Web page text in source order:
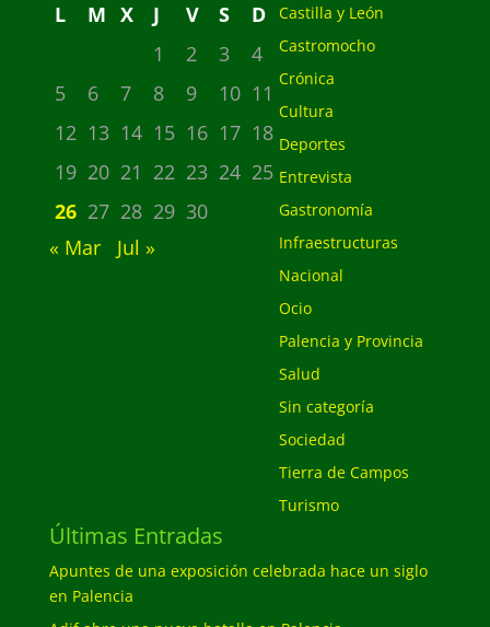
L M X J V S
D
1
2 3
4
5
6 7 8 9 10 11
12 13 14 15 16 17 18
19 20 21 22 23 24 25
26 27 28 29 30
« Mar
Jul »
Castilla y León
Castromocho
Crónica
Cultura
Deportes
Entrevista
Gastronomía
Infraestructuras
Nacional
Ocio
Palencia y Provincia
Salud
Sin categoría
Sociedad
Tierra de Campos
Turismo
Últimas Entradas
Apuntes de una exposición celebrada hace un siglo
en Palencia